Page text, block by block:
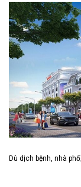
Dù dịch bệnh, nhà